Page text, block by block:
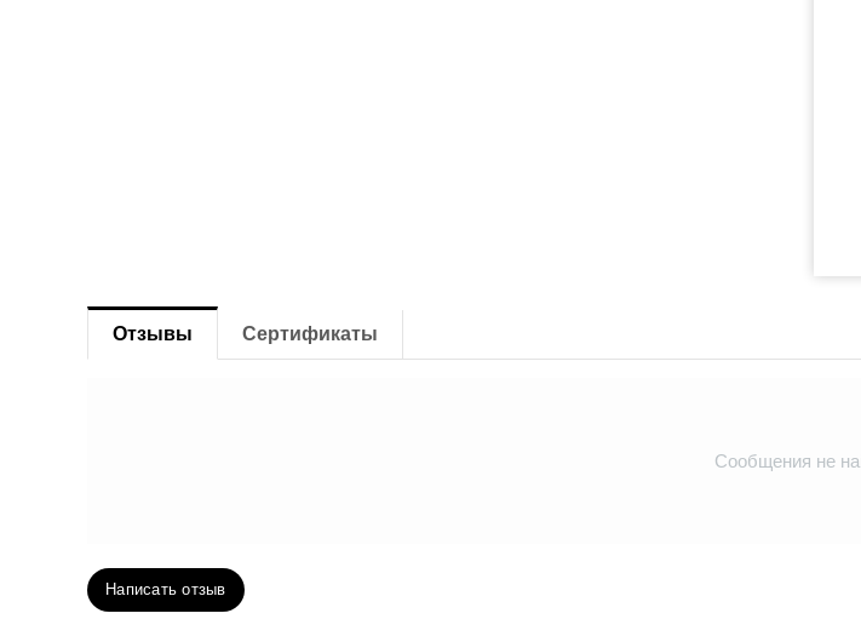
Отзывы Сертификаты
Сообщения не
Написать отзыв